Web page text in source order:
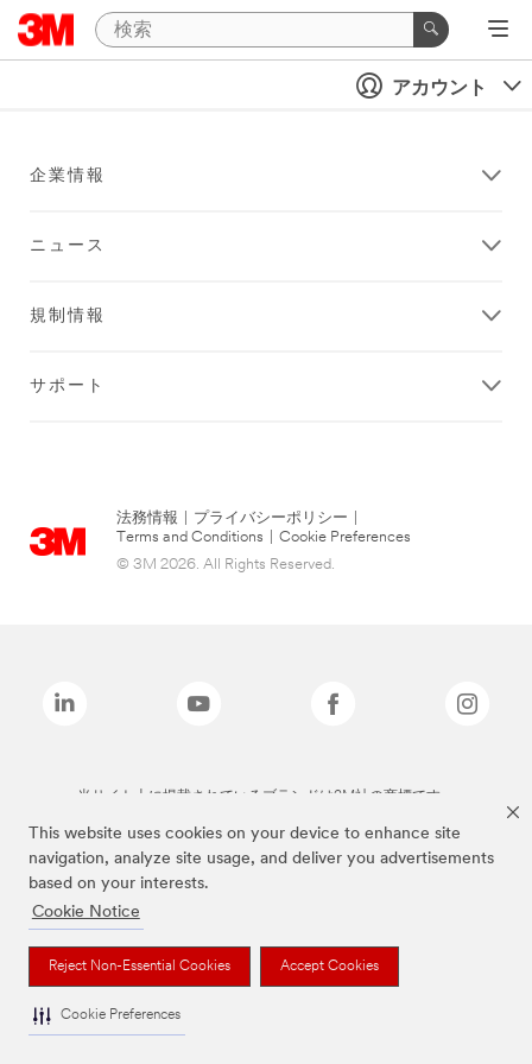
This website uses cookies on your device to enhance site
navigation, analyze site usage, and deliver you advertisements
based on your interests.
Cookie Notice
Reject Non-Essential Cookies Accept Cookies
Cookie Preferences
アカウント
企業情報
ニュース
規制情報
サポート
法務情報 プライバシーポリシー
Terms and Conditions
Cookie Preferences
© 3M 2026. All Rights Reserved.
当サイト上に掲載されているブランドは3M社の商標です。